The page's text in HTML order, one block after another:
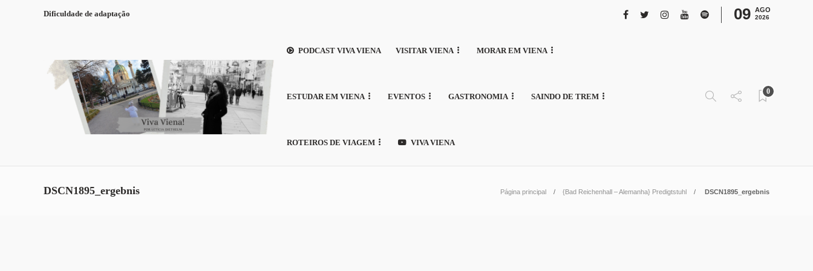
Dificuldade de adaptação 09 AGO
2026
PODCAST VIVA VIENA VISITAR VIENA MORAR EM VIENA
ESTUDAR EM VIENA EVENTOS GASTRONOMIA SAINDO DE TREM
ROTEIROS DE VIAGEM VIVA VIENA
0
DSCN1895_ergebnis Página principal {Bad Reichenhall – Alemanha} Predigtstuhl DSCN1895_ergebnis